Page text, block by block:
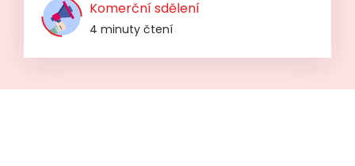
Komerční sdělení
4 minuty čtení